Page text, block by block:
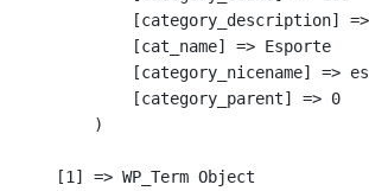
            [category_description] =>
            [cat_name] => Esporte
[category_nicename] =>
            [category_parent] => 0
        )
    [1] => WP_Term Object